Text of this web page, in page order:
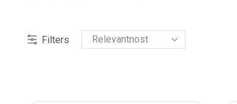
Filters